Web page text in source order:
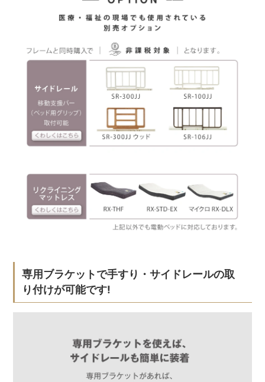
専用ブラケットで手すり・サイドレールの取
り付けが可能です!